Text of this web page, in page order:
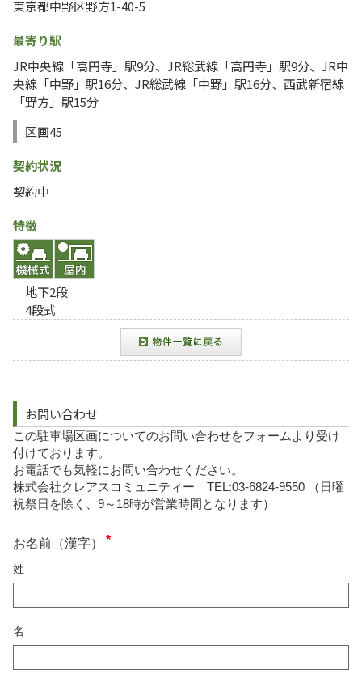
東京都中野区野方1-40-5
最寄り駅
JR中央線「高円寺」駅9分、JR総武線「高円寺」駅9分、JR中
央線「中野」駅16分、JR総武線「中野」駅16分、西武新宿線
「野方」駅15分
区画45
契約状況
契約中
特徴
地下2段
4段式
お問い合わせ